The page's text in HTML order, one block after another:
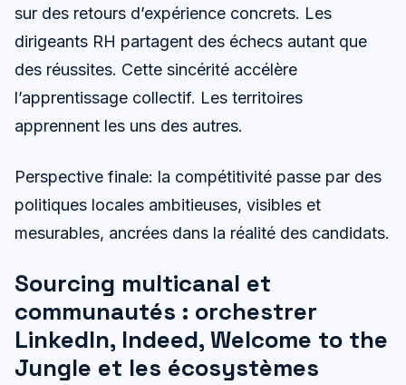
sur des retours d’expérience concrets. Les
dirigeants RH partagent des échecs autant que
des réussites. Cette sincérité accélère
l’apprentissage collectif. Les territoires
apprennent les uns des autres.
Perspective finale: la compétitivité passe par des
politiques locales ambitieuses, visibles et
mesurables, ancrées dans la réalité des candidats.
Sourcing multicanal et
communautés : orchestrer
LinkedIn, Indeed, Welcome to the
Jungle et les écosystèmes